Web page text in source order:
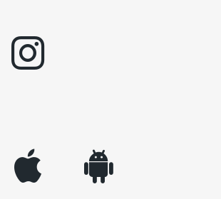
instagram
appleinc android